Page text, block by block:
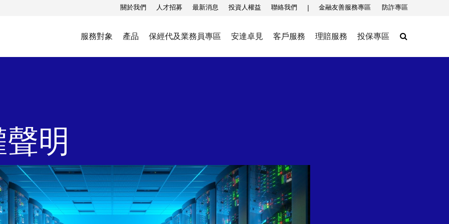
關於我們 人才招募 最新消息 投資人權益 聯絡我們 金融友善服務專區 防詐專區
服務對象 產品 保經代及業務員專區 安達卓見 客戶服務 理賠服務 投保專區 Search
明